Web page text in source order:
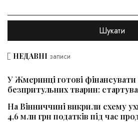
НЕДАВНІ записи
У Жмеринці готові
безпритульних тварин:
На Вінниччині викрили схему
4,6 млн грн податків під час